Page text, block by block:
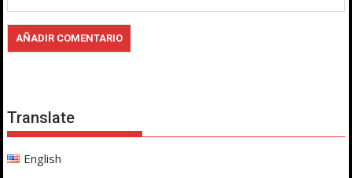
Translate
English